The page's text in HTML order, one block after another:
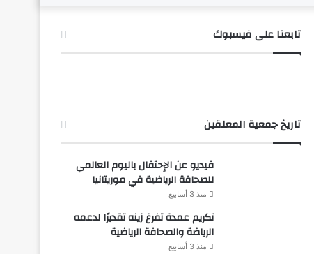
تابعنا على فيسبوك
تاريخ جمعية المعلقين
فيديو عن الإحتفال باليوم العالمي
للصحافة الرياضية في موريتانيا
منذ 3 أسابيع
تكريم عمدة تفرغ زينه تقديرًا لدعمه
الرياضة والصحافة الرياضية
منذ 3 أسابيع